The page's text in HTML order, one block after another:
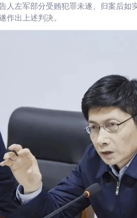
人左军部分受贿犯罪未遂、归案后如
作出上述判决。